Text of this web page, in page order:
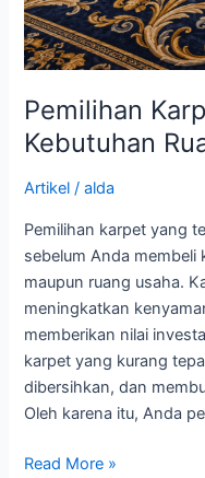
Pemilihan
Kebutuhan
Artikel /alda
Pemilihan karpet yang
sebelum Anda membeli
maupun ruang usaha.
meningkatkan
memberikan nilai
karpet yang kurang
dibersihkan, dan
Oleh karena itu, Anda
Read More »